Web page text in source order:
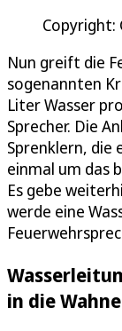
Copyright:
Nun greift die
sogenannten
Liter Wasser
Sprecher. Die
Sprenklern, die
einmal um das
Es gebe
werde eine
in die